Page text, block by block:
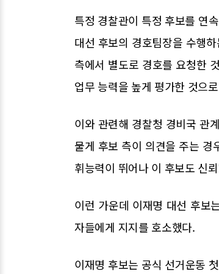
특정 경찰관이 특정 후보를 연
대선 후보의 경호팀장을 수행
측에서 별도로 경호를 요청한
업무 능력을 높게 평가한 것으
이와 관련해 경찰청 경비국 관
물게 후보 측이 의견을 주는
휘능력이 뛰어나 이 후보도 신
이런 가운데 이재명 대선 후보
자들에게 지지를 호소했다.
이재명 후보는 공식 선거운동